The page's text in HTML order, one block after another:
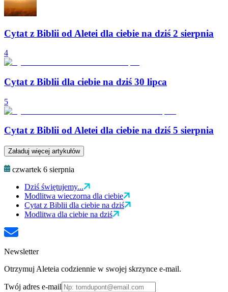
Cytat z Biblii od Aletei dla ciebie na dziś 2 sierpnia
4
Cytat z Biblii dla ciebie na dziś 30 lipca
5
Cytat z Biblii od Aletei dla ciebie na dziś 5 sierpnia
Załaduj więcej artykułów
czwartek 6 sierpnia
Dziś świętujemy...
Modlitwa wieczorna dla ciebie
Cytat z Biblii dla ciebie na dziś
Modlitwa dla ciebie na dziś
Newsletter
Otrzymuj Aleteia codziennie w swojej skrzynce e-mail.
Twój adres e-mail